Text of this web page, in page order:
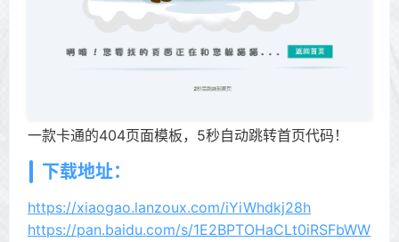
一款卡通的404页面模板，5秒自动跳转首页代码！
下载地址：
https://xiaogao.lanzoux.com/iYiWhdkj28h
https://pan.baidu.com/s/1E2BPTOHaCLt0iRSFbWW